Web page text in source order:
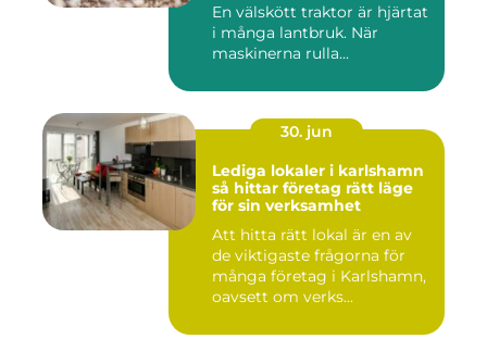
En välskött traktor är hjärtat
i många lantbruk. När
maskinerna rulla...
30. jun
Lediga lokaler i karlshamn
så hittar företag rätt läge
för sin verksamhet
Att hitta rätt lokal är en av
de viktigaste frågorna för
många företag i Karlshamn,
oavsett om verks...